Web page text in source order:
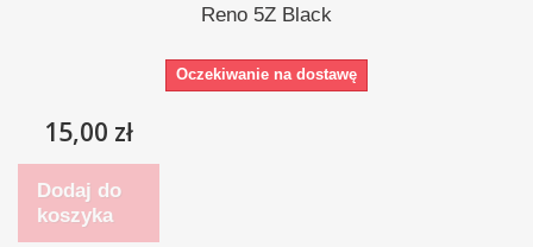
Reno 5Z Black
Oczekiwanie na dostawę
15,00 zł
Dodaj do
koszyka